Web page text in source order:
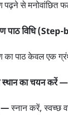
पढ़ने से मनोवांछित
पाठ विधि
का पाठ केवल एक
स्थान का चयन करें —
—स्नान करें, स्वच्छ